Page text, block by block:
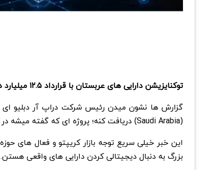
توکنایزیشن دارایی های عربستان با قرارداد ۱۲.۵ میلیارد دلاری برای املاک واقعی، دوباره توجه بازار را به آینده دارایی های توکنیزه شده و نقش بلاکچین در اقتصاد جهانی جلب کرده.
(Saudi Arabia) دریافت کنه؛ پروژه ای که گفته میشه در مرحله اول روی بازار املاک متمرکز خواهد بود.
بزرگ به دنبال دیجیتالی کردن دارایی های واقعی هستن.